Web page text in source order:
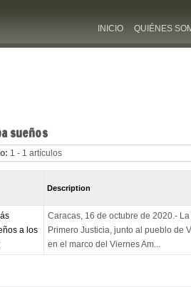
INICIO QUIÉNES
sueños
1 - 1 artículos
Description
a los
Caracas, 16 de octubre de 2020.-
Primero Justicia, junto al pueblo de
en el marco del Viernes Am...